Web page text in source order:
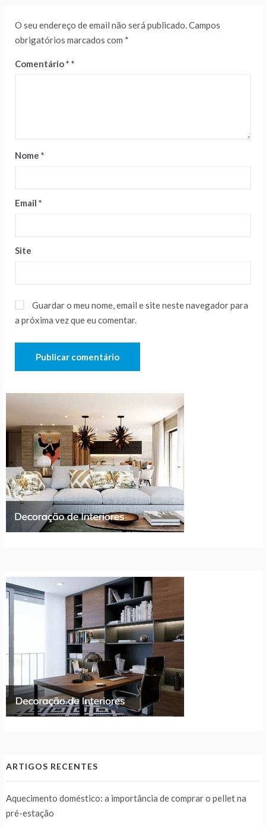
O seu endereço de email não será publicado.Campos
obrigatórios marcados com *
Comentário*
Nome *
Email *
Site
Guardar o meu nome, email e site neste navegador para
a próxima vez que eu comentar.
ARTIGOS RECENTES
Aquecimento doméstico: a importância de comprar o pellet na
pré-estação